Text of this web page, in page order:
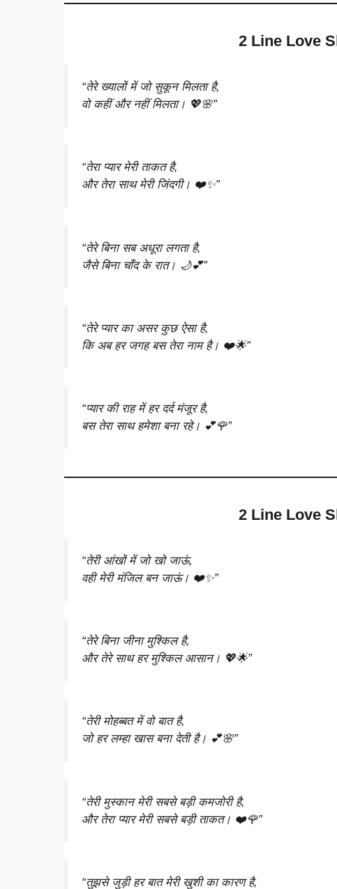
2 Line Love
“तेरे ख्यालों में जो सुकून मिलता है,
वो कहीं और नहीं मिलता। 💖🌸”
“तेरा प्यार मेरी ताकत है,
और तेरा साथ मेरी जिंदगी। ❤️✨”
“तेरे बिना सब अधूरा लगता है,
जैसे बिना चाँद के रात। 🌙💕”
“तेरे प्यार का असर कुछ ऐसा है,
कि अब हर जगह बस तेरा नाम है। ❤️🌟”
“प्यार की राह में हर दर्द मंजूर है,
बस तेरा साथ हमेशा बना रहे। 💕🌹”
2 Line Love
“तेरी आंखों में जो खो जाऊं,
वही मेरी मंजिल बन जाऊं। ❤️✨”
“तेरे बिना जीना मुश्किल है,
और तेरे साथ हर मुश्किल आसान। 💖🌟”
“तेरी मोहब्बत में वो बात है,
जो हर लम्हा खास बना देती है। 💕🌸”
“तेरी मुस्कान मेरी सबसे बड़ी कमजोरी है,
और तेरा प्यार मेरी सबसे बड़ी ताकत। ❤️🌹”
“तुझसे जुड़ी हर बात मेरी खुशी का कारण है,